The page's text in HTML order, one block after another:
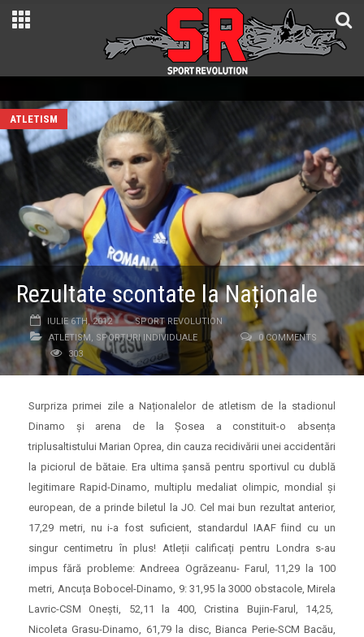
ATLETISM
Rezultate scontate la Naționale
IULIE 6TH, 2012
SPORT REVOLUTION
ATLETISM , SPORTURI INDIVIDUALE
0 COMMENTS
303
Surpriza primei zile a Naționalelor de atletism de la stadionul
Dinamo și arena de la Șosea a constituit-o absența
triplusaltistului Marian Oprea, din cauza recidivării unei accidentări
la piciorul de bătaie. Era ultima șansă pentru sportivul cu dublă
legitimare Rapid-Dinamo, multiplu medaliat olimpic, mondial și
european, de a prinde biletul la JO. Cel mai bun rezultat anterior,
17,29 metri, nu i-a fost suficient, standardul IAAF fiind cu un
singur centimetru în plus! Atleții calificați pentru Londra s-au
impus fără probleme: Andreea Ogrăzeanu- Farul, 11,29 la 100
metri, Ancuța Bobocel-Dinamo, 9: 31,95 la 3000 obstacole, Mirela
Lavric-CSM Onești, 52,11 la 400, Cristina Bujin-Farul, 14,25,
Nicoleta Grasu-Dinamo, 61,79 la disc, Bianca Perie-SCM Bacău,